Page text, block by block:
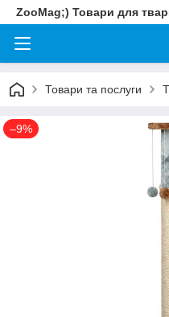
ZooMag;) Товари для
Товари та послуги
–9%